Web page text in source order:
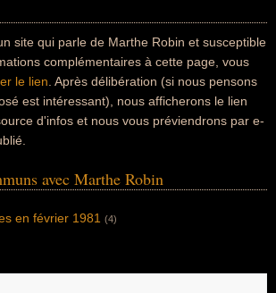
site qui parle de Marthe Robin et susceptible
complémentaires à cette page, vous
le lien . Après délibération (si nous pensons
est intéressant), nous afficherons le lien
d'infos et nous vous préviendrons par e-
avec Marthe Robin
en février 1981 (4)